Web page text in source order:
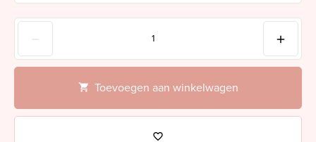
Toevoegen aan winkelwagen